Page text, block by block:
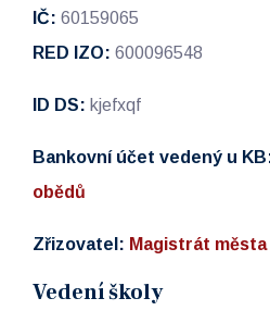
IČ: 60159065
RED IZO: 600096548
ID DS: kjefxqf
Bankovní účet vedený u
obědů
Zřizovatel: Magistrát
Vedení školy